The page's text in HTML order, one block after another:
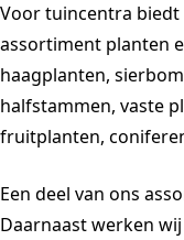
Voor tuincentra
assortiment planten
haagplanten,
halfstammen, vaste
fruitplanten,
Een deel van ons
Daarnaast werken